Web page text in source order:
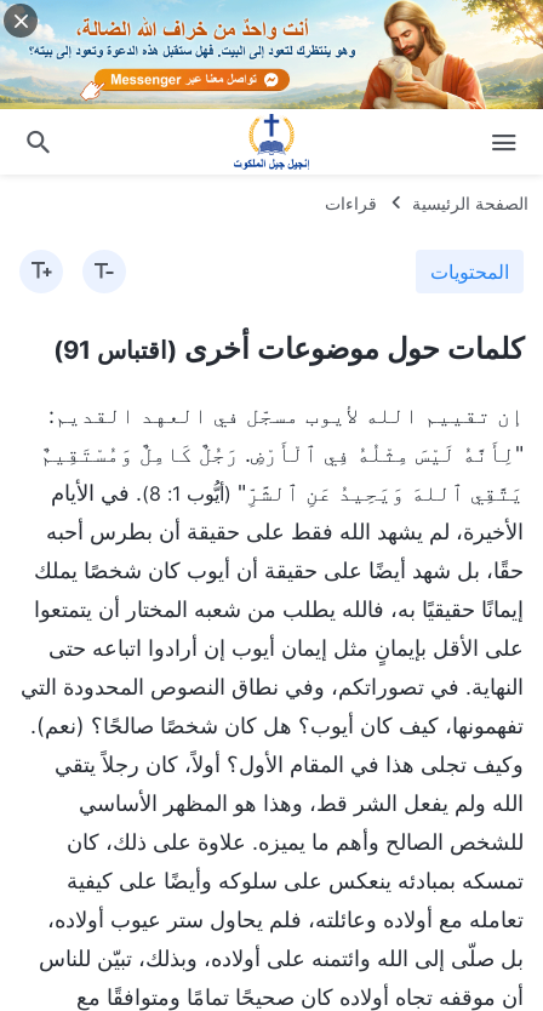
الصفحة الرئيسية قراءات
المحتويات
كلمات حول موضوعات أخرى (اقتباس 91)
إن تقييم الله لأيوب مسجّل في العهد القديم:
"لِأَنَّهُ لَيْسَ مِثْلُهُ فِي ٱلْأَرْضِ. رَجُلٌ كَامِلٌ وَمُسْتَقِيمٌ
يَتَّقِي ٱللهَ وَيَحِيدُ عَنِ ٱلشَّرِّ" (أيُّوب 1: 8)
. في الأيام
الأخيرة، لم يشهد الله فقط على حقيقة أن بطرس أحبه
حقًا، بل شهد أيضًا على حقيقة أن أيوب كان شخصًا يملك
إيمانًا حقيقيًا به، فالله يطلب من شعبه المختار أن يتمتعوا
على الأقل بإيمانٍ مثل إيمان أيوب إن أرادوا اتباعه حتى
النهاية. في تصوراتكم، وفي نطاق النصوص المحدودة التي
تفهمونها، كيف كان أيوب؟ هل كان شخصًا صالحًا؟ (نعم).
وكيف تجلى هذا في المقام الأول؟ أولاً، كان رجلاً يتقي
الله ولم يفعل الشر قط، وهذا هو المظهر الأساسي
للشخص الصالح وأهم ما يميزه. علاوة على ذلك، كان
تمسكه بمبادئه ينعكس على سلوكه وأيضًا على كيفية
تعامله مع أولاده وعائلته، فلم يحاول ستر عيوب أولاده،
بل صلّى إلى الله وائتمنه على أولاده، وبذلك، تبيّن للناس
أن موقفه تجاه أولاده كان صحيحًا تمامًا ومتوافقًا مع